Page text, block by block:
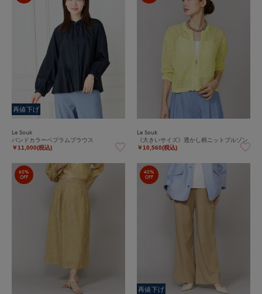
再値下げ
Le Souk
バンドカラーペプラムブラウス
￥11,000(税込)
Le Souk
《大きいサイズ》透かし柄ニットブルゾン
￥10,560(税込)
60%
OFF
40%
OFF
再値下げ